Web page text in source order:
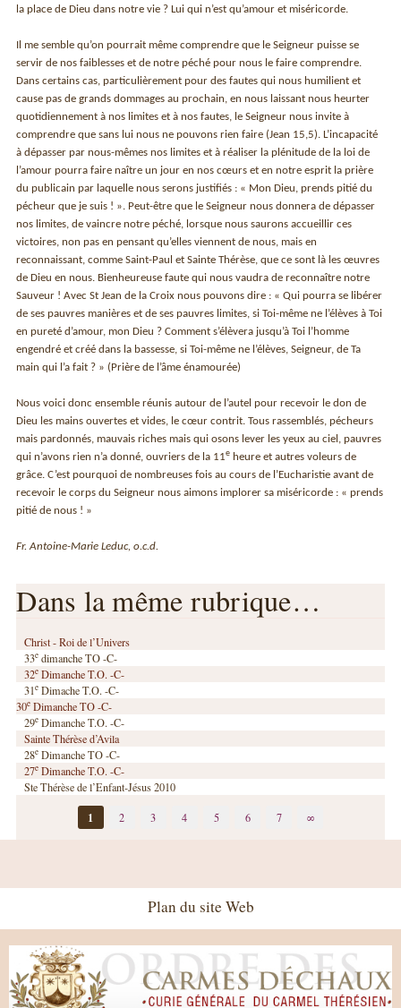
la place de Dieu dans notre vie ? Lui qui n’est qu’amour et miséricorde.
Il me semble qu’on pourrait même comprendre que le Seigneur puisse se
servir de nos faiblesses et de notre péché pour nous le faire comprendre.
Dans certains cas, particulièrement pour des fautes qui nous humilient et
cause pas de grands dommages au prochain, en nous laissant nous heurter
quotidiennement à nos limites et à nos fautes, le Seigneur nous invite à
comprendre que sans lui nous ne pouvons rien faire (Jean 15,5). L’incapacité
à dépasser par nous-mêmes nos limites et à réaliser la plénitude de la loi de
l’amour pourra faire naître un jour en nos cœurs et en notre esprit la prière
du publicain par laquelle nous serons justifiés : « Mon Dieu, prends pitié du
pécheur que je suis ! ». Peut-être que le Seigneur nous donnera de dépasser
nos limites, de vaincre notre péché, lorsque nous saurons accueillir ces
victoires, non pas en pensant qu’elles viennent de nous, mais en
reconnaissant, comme Saint-Paul et Sainte Thérèse, que ce sont là les œuvres
de Dieu en nous. Bienheureuse faute qui nous vaudra de reconnaître notre
Sauveur ! Avec St Jean de la Croix nous pouvons dire : « Qui pourra se libérer
de ses pauvres manières et de ses pauvres limites, si Toi-même ne l’élèves à Toi
en pureté d’amour, mon Dieu ? Comment s’élèvera jusqu’à Toi l’homme
engendré et créé dans la bassesse, si Toi-même ne l’élèves, Seigneur, de Ta
main qui l’a fait ? » (Prière de l’âme énamourée)
Nous voici donc ensemble réunis autour de l’autel pour recevoir le don de
Dieu les mains ouvertes et vides, le cœur contrit. Tous rassemblés, pécheurs
mais pardonnés, mauvais riches mais qui osons lever les yeux au ciel, pauvres
qui n’avons rien n’a donné, ouvriers de la 11e heure et autres voleurs de
grâce. C’est pourquoi de nombreuses fois au cours de l’Eucharistie avant de
recevoir le corps du Seigneur nous aimons implorer sa miséricorde : « prends
pitié de nous ! »
Fr. Antoine-Marie Leduc, o.c.d.
Dans la même rubrique…
Christ - Roi de l’Univers
33e dimanche TO -C-
32e Dimanche T.O. -C-
31e Dimache T.O. -C-
30e Dimanche TO -C-
29e Dimanche T.O. -C-
Sainte Thérèse d’Avila
28e Dimanche TO -C-
27e Dimanche T.O. -C-
Ste Thérèse de l’Enfant-Jésus 2010
1 2 3 4 5 6 7 ∞
Plan du site Web